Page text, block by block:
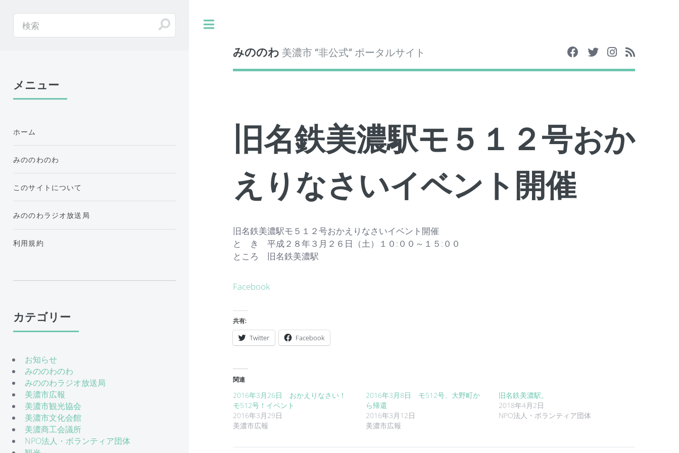
みののわ 美濃市 “非公式” ポータルサイト
旧名鉄美濃駅モ５１２号おか
えりなさいイベント開催
旧名鉄美濃駅モ５１２号おかえりなさいイベント開催
と き 平成２８年３月２６日（土）１０:００～１５:００
ところ 旧名鉄美濃駅
Facebook
共有:
Twitter Facebook
関連
2016年3月26日 おかえりなさい！
モ512号！イベント
2016年3月29日
美濃市広報
2016年3月8日 モ512号、大野町か
ら帰還
2016年3月12日
美濃市広報
旧名鉄美濃駅。
2018年4月2日
NPO法人・ボランティア団体
メニュー
ホーム
みののわのわ
このサイトについて
みののわラジオ放送局
利用規約
カテゴリー
お知らせ
みののわのわ
みののわラジオ放送局
美濃市広報
美濃市観光協会
美濃市文化会館
美濃商工会議所
NPO法人・ボランティア団体